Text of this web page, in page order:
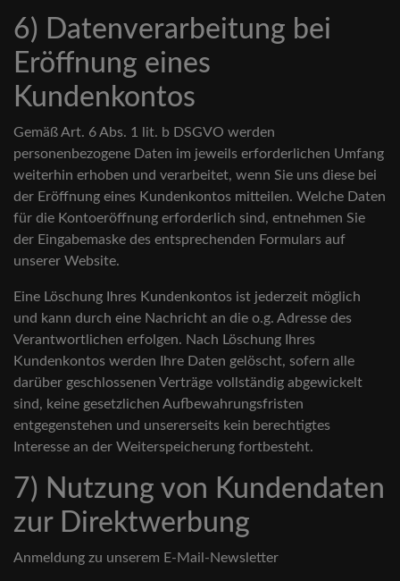
6) Datenverarbeitung bei
Eröffnung eines
Kundenkontos
Gemäß Art. 6 Abs. 1 lit. b DSGVO werden
personenbezogene Daten im jeweils erforderlichen Umfang
weiterhin erhoben und verarbeitet, wenn Sie uns diese bei
der Eröffnung eines Kundenkontos mitteilen. Welche Daten
für die Kontoeröffnung erforderlich sind, entnehmen Sie
der Eingabemaske des entsprechenden Formulars auf
unserer Website.
Eine Löschung Ihres Kundenkontos ist jederzeit möglich
und kann durch eine Nachricht an die o.g. Adresse des
Verantwortlichen erfolgen. Nach Löschung Ihres
Kundenkontos werden Ihre Daten gelöscht, sofern alle
darüber geschlossenen Verträge vollständig abgewickelt
sind, keine gesetzlichen Aufbewahrungsfristen
entgegenstehen und unsererseits kein berechtigtes
Interesse an der Weiterspeicherung fortbesteht.
7) Nutzung von Kundendaten
zur Direktwerbung
Anmeldung zu unserem E-Mail-Newsletter